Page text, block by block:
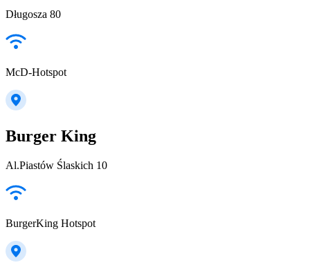
Długosza 80
McD-Hotspot
Burger King
Al.Piastów Ślaskich 10
BurgerKing Hotspot